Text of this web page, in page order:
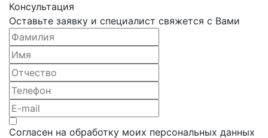
Консультация
Оставьте заявку и специалист свяжется с Вами
Согласен на обработку моих персональных данных